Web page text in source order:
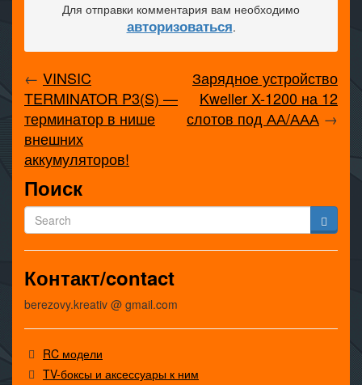
Для отправки комментария вам необходимо
авторизоваться.
← VINSIC
TERMINATOR P3(S) —
терминатор в нише
внешних
аккумуляторов!
Зарядное устройство
Kweller X-1200 на 12
слотов под АА/ААА →
Поиск
Контакт/contact
berezovy.kreativ @ gmail.com
RC модели
TV-боксы и аксессуары к ним